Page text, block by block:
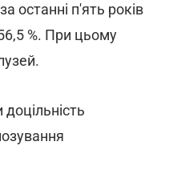
останні п'ять років
%. При цьому